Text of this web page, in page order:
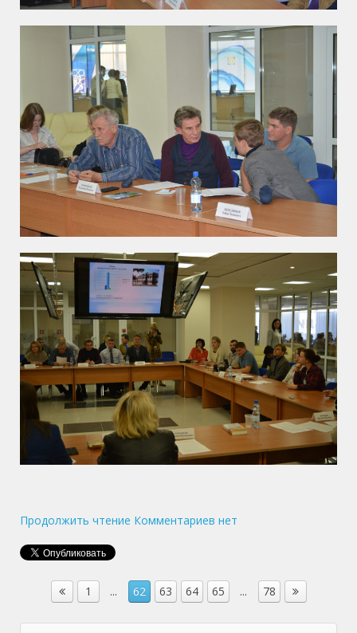
Продолжить чтение Комментариев нет
1 ... 62 63 64 65 ... 78